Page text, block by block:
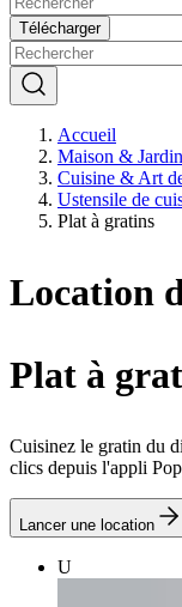
Télécharger
Accueil
Maison & Jardin
Cuisine & Art
Ustensile de
Plat à gratins
Location
Plat à
Cuisinez le gratin du
clics depuis l'appli
Lancer une location
U